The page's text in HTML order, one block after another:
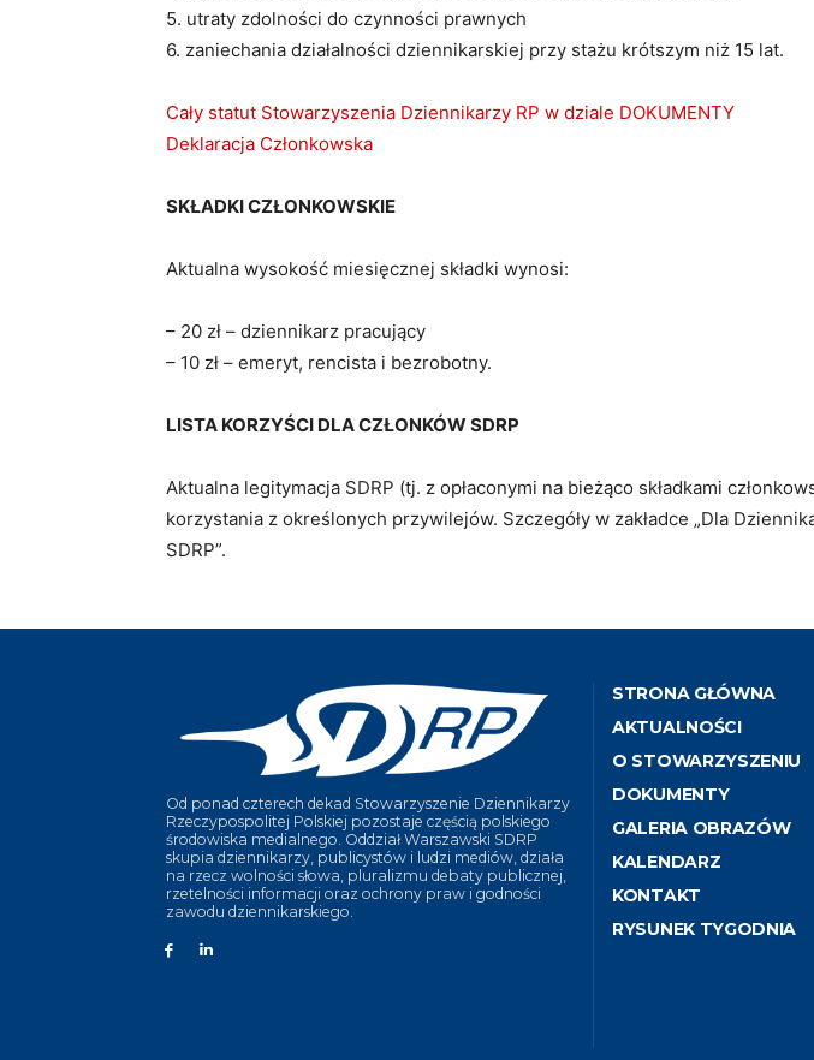
5. utraty zdolności do czynności prawnych
6. zaniechania działalności dziennikarskiej przy stażu krótszym niż 15 lat.
Cały statut Stowarzyszenia Dziennikarzy RP w dziale DOKUMENTY
Deklaracja Członkowska
SKŁADKI CZŁONKOWSKIE
Aktualna wysokość miesięcznej składki wynosi:
– 20 zł – dziennikarz pracujący
– 10 zł – emeryt, rencista i bezrobotny.
LISTA KORZYŚCI DLA CZŁONKÓW SDRP
Aktualna legitymacja SDRP (tj. z opłaconymi na bieżąco składkami
korzystania z określonych przywilejów. Szczegóły w zakładce „Dla
SDRP”.
Od ponad czterech dekad Stowarzyszenie Dziennikarzy
Rzeczypospolitej Polskiej pozostaje częścią polskiego
środowiska medialnego. Oddział Warszawski SDRP
skupia dziennikarzy, publicystów i ludzi mediów, działa
na rzecz wolności słowa, pluralizmu debaty publicznej,
rzetelności informacji oraz ochrony praw i godności
zawodu dziennikarskiego.
STRONA GŁÓWNA
AKTUALNOŚCI
O STOWARZYSZENIU
DOKUMENTY
GALERIA OBRAZÓW
KALENDARZ
KONTAKT
RYSUNEK TYGODNIA